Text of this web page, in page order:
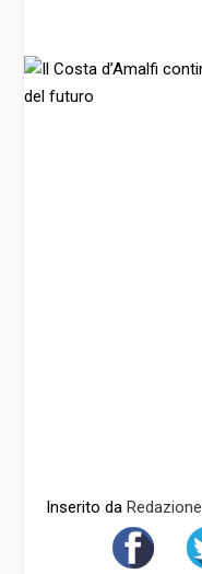
Inserito da Redazione